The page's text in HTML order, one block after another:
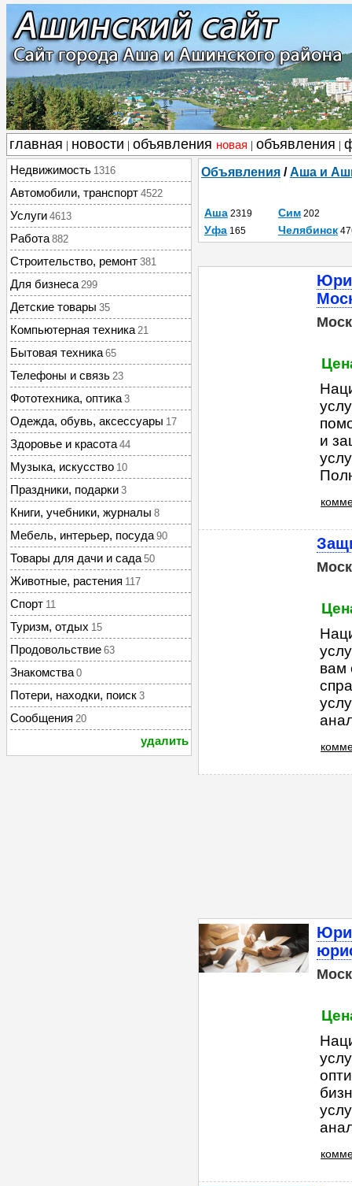
главная новости объявления новая объявления
Недвижимость 1316
Автомобили, транспорт 4522
Услуги 4613
Работа 882
Строительство, ремонт 381
Для бизнеса 299
Детские товары 35
Компьютерная техника 21
Бытовая техника 65
Телефоны и связь 23
Фототехника, оптика 3
Одежда, обувь, аксессуары 17
Здоровье и красота 44
Музыка, искусство 10
Праздники, подарки 3
Книги, учебники, журналы 8
Мебель, интерьер, посуда 90
Товары для дачи и сада 50
Животные, растения 117
Спорт 11
Туризм, отдых 15
Продовольствие 63
Знакомства 0
Потери, находки, поиск 3
Сообщения 20
удалить
Объявления /Аша и
Аша 2319 Сим 202
Уфа 165 Челябинск
и
вам